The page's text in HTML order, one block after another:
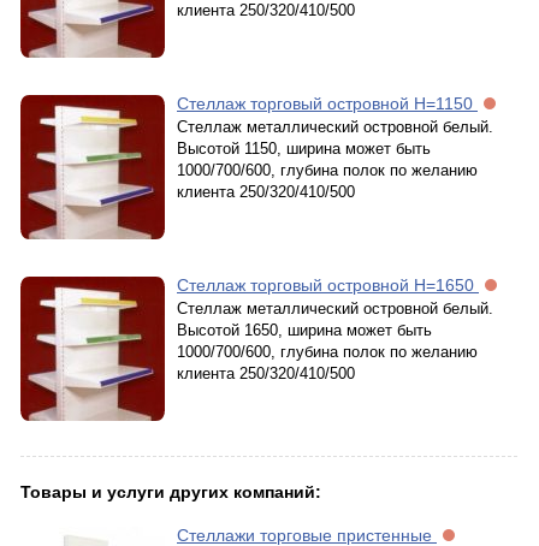
клиента 250/320/410/500
Стеллаж торговый островной Н=1150
Стеллаж металлический островной белый.
Высотой 1150, ширина может быть
1000/700/600, глубина полок по желанию
клиента 250/320/410/500
Стеллаж торговый островной Н=1650
Стеллаж металлический островной белый.
Высотой 1650, ширина может быть
1000/700/600, глубина полок по желанию
клиента 250/320/410/500
Товары и услуги других компаний:
Стеллажи торговые пристенные